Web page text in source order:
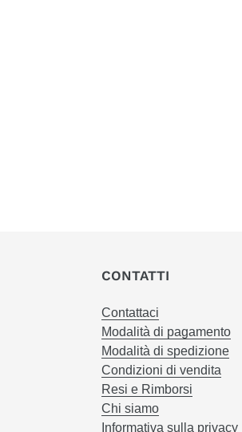
CONTATTI
Contattaci
Modalità di pagamento
Modalità di spedizione
Condizioni di vendita
Resi e Rimborsi
Chi siamo
Informativa sulla privacy